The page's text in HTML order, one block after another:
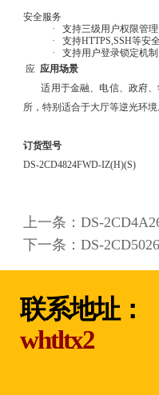
安全服务
· 支持三级用户权限管
· 支持HTTPS,SSH等安
·支持用户登录锁定机制
应应用场景
适用于金融、电信、政府
所，特别适合于大厅等逆光环境
订货型号
DS-2CD4824FWD-IZ(H)(S)
上一条：DS-
下一条：DS-
联系地址：
whtltx2